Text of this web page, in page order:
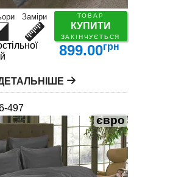
Заміри ТОВАР
КУПИТИ
ЗАКІНЧУЄТЬСЯ
білизни899.00грн
497
євро